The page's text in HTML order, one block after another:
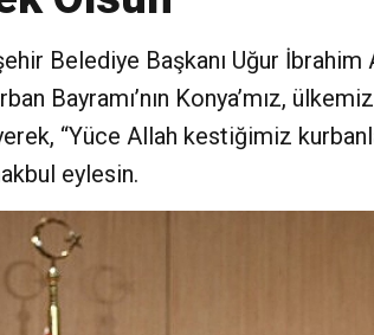
Belediye Başkanı Uğur
Bayramı’nın Konya’mız,
“Yüce Allah kestiğimiz
eylesin.